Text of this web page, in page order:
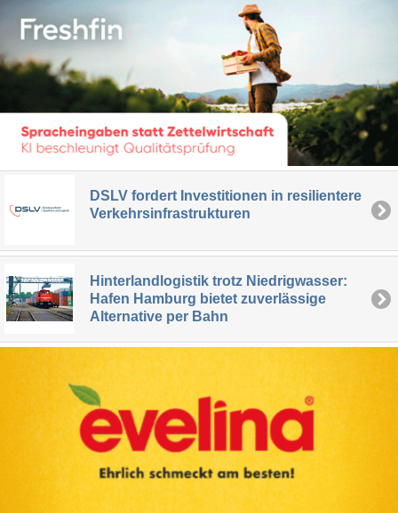
DSLV fordert Investitionen in resilientere
Verkehrsinfrastrukturen
Hinterlandlogistik trotz Niedrigwasser:
Hafen Hamburg bietet zuverlässige
Alternative per Bahn